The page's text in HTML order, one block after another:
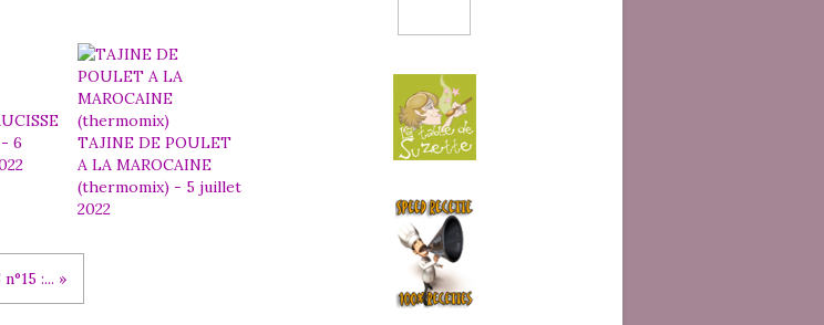
6
TAJINE DE POULET
A LA MAROCAINE
(thermomix) - 5 juillet
2022
:... »